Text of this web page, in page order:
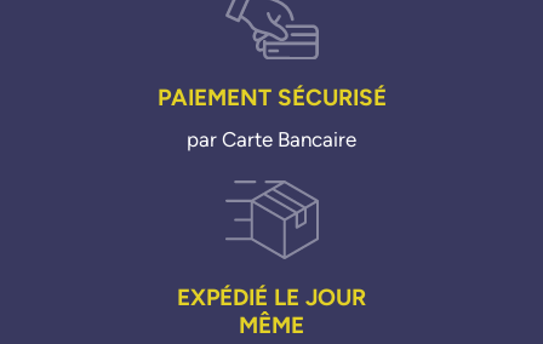
PAIEMENT SÉCURISÉ
par Carte Bancaire
EXPÉDIÉ LE JOUR
MÊME